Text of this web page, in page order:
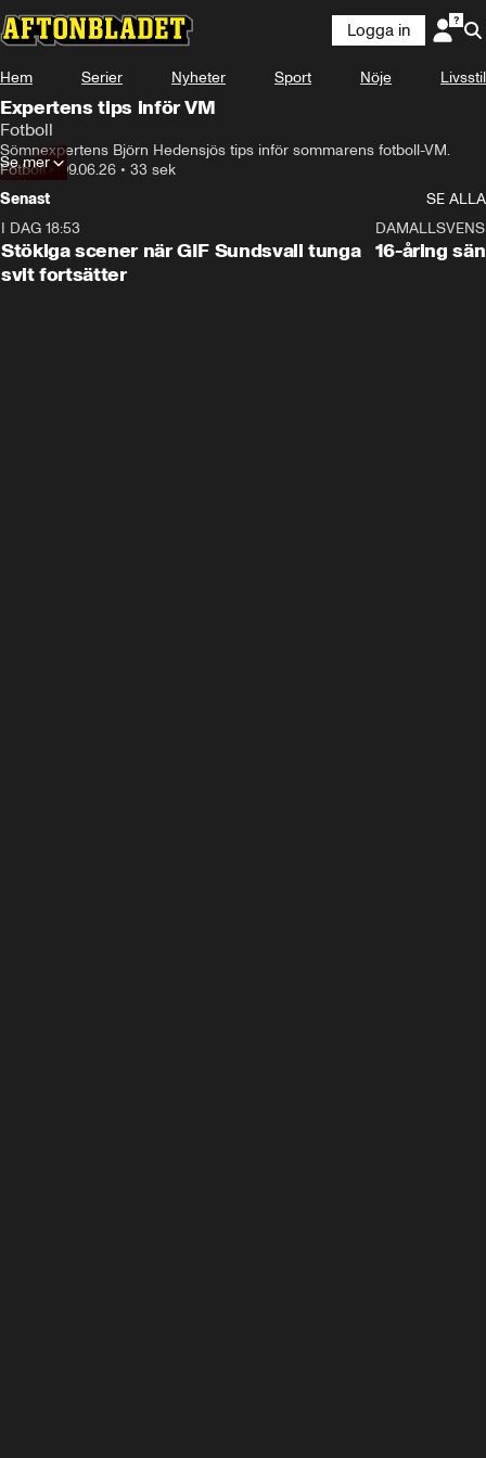
Logga in
Hem Serier Nyheter Sport Nöje Livsstil
Expertens tips inför VM
Fotboll
Sömnexpertens Björn Hedensjös tips inför sommarens fotboll-VM.
Fotboll•09.06.26 • 33 sek
Se mer
Senast
SE ALLA
I DAG 18:53
Stökiga scener när GIF Sundsvall tunga
svit fortsätter
16-åring